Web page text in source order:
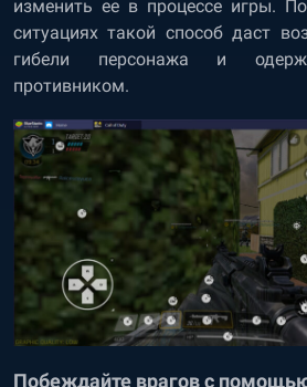
изменить ее в процессе игры.
ситуациях такой способ даст
гибели персонажа и
противником.
Побеждайте врагов с